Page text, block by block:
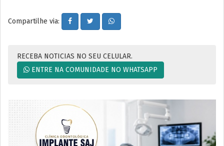
Compartilhe via:
RECEBA NOTICIAS NO SEU CELULAR.
ENTRE NA COMUNIDADE NO WHATSAPP